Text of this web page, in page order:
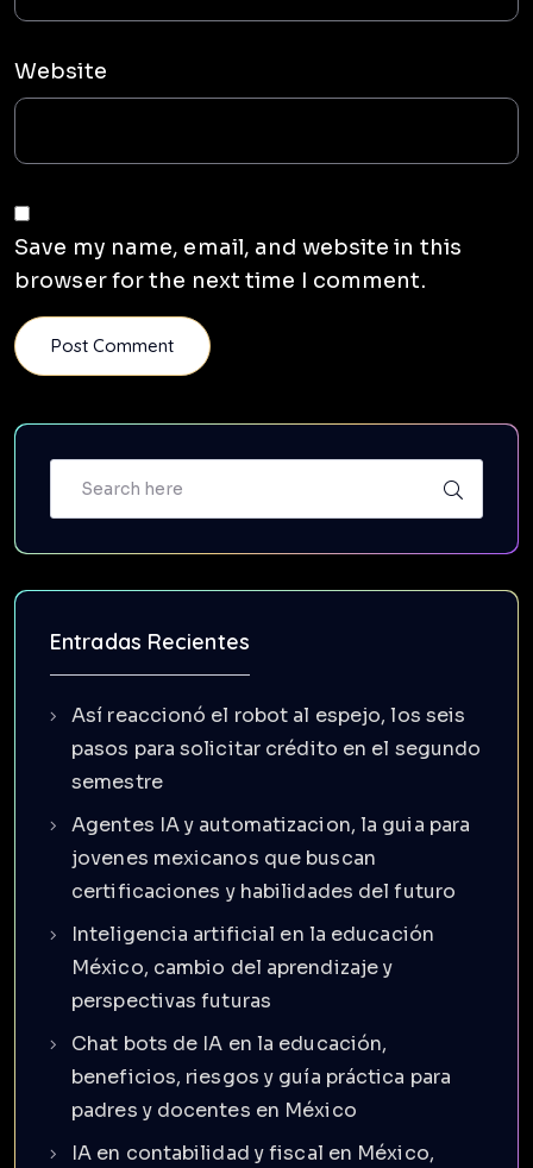
Website
Save my name, email, and website in this
browser for the next time I comment.
Entradas Recientes
Así reaccionó el robot al espejo, los seis
pasos para solicitar crédito en el segundo
semestre
Agentes IA y automatizacion, la guia para
jovenes mexicanos que buscan
certificaciones y habilidades del futuro
Inteligencia artificial en la educación
México, cambio del aprendizaje y
perspectivas futuras
Chat bots de IA en la educación,
beneficios, riesgos y guía práctica para
padres y docentes en México
IA en contabilidad y fiscal en México,